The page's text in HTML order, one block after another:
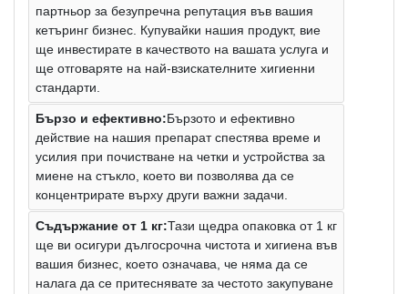
партньор за безупречна репутация във вашия
кетъринг бизнес. Купувайки нашия продукт, вие
ще инвестирате в качеството на вашата услуга и
ще отговаряте на най-взискателните хигиенни
стандарти.
Бързо и ефективно:Бързото и ефективно
действие на нашия препарат спестява време и
усилия при почистване на четки и устройства за
миене на стъкло, което ви позволява да се
концентрирате върху други важни задачи.
Съдържание от 1 кг:Тази щедра опаковка от 1 кг
ще ви осигури дългосрочна чистота и хигиена във
вашия бизнес, което означава, че няма да се
налага да се притеснявате за честото закупуване